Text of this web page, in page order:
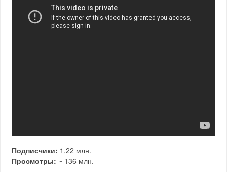
Подписчики: 1,22 млн.
Просмотры: ~ 136 млн.